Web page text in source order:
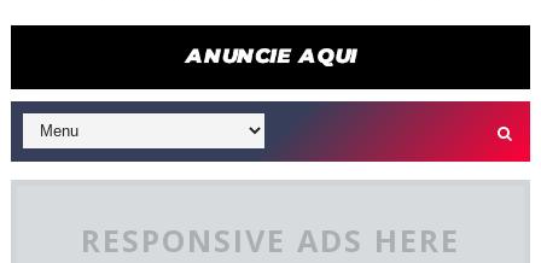
RESPONSIVE ADS HERE